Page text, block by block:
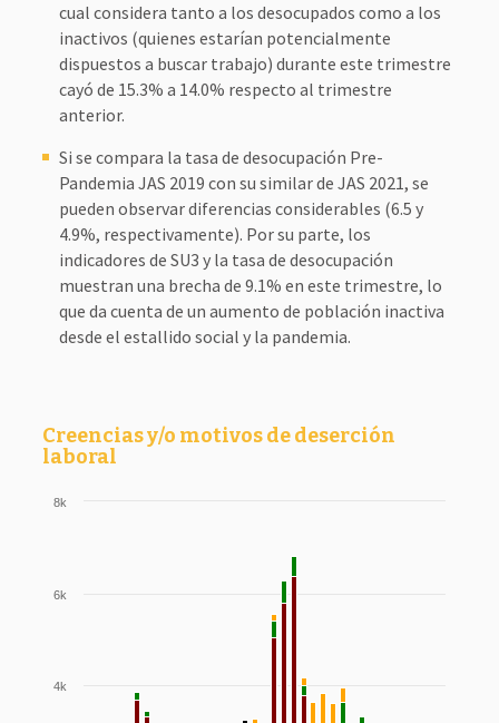
cual considera tanto a los desocupados como a los
inactivos (quienes estarían potencialmente
dispuestos a buscar trabajo) durante este trimestre
cayó de 15.3% a 14.0% respecto al trimestre
anterior.
Si se compara la tasa de desocupación Pre-
Pandemia JAS 2019 con su similar de JAS 2021, se
pueden observar diferencias considerables (6.5 y
4.9%, respectivamente). Por su parte, los
indicadores de SU3 y la tasa de desocupación
muestran una brecha de 9.1% en este trimestre, lo
que da cuenta de un aumento de población inactiva
desde el estallido social y la pandemia.
Creencias y/o motivos de deserción
laboral
4k
6k
8k